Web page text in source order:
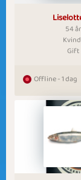
54 år
Gift
Offline - 1 dag